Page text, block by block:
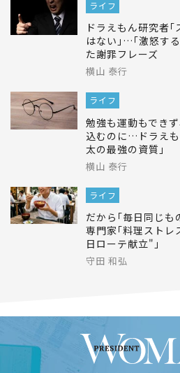
ライフ
ドラえもん研究者
はない｣…｢激怒す
た謝罪フレーズ
横山 泰行
ライフ
勉強も運動もでき
込むのに…ドラえ
太の最強の資質｣
横山 泰行
ライフ
だから｢毎日同じ
専門家｢料理ストレ
日ローテ献立"｣
守田 和弘